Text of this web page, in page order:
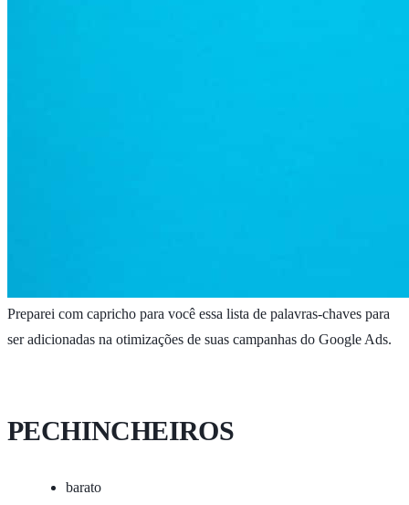
Preparei com capricho para você essa lista de palavras-chaves para
ser adicionadas na otimizações de suas campanhas do Google Ads.
PECHINCHEIROS
barato